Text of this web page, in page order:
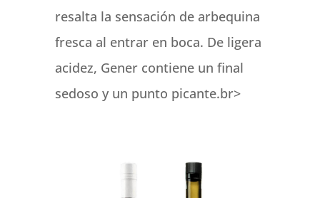
resalta la sensación de arbequina
fresca al entrar en boca. De ligera
acidez, Gener contiene un final
sedoso y un punto picante.br>